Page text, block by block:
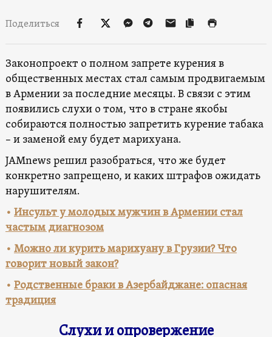
Поделиться
Законопроект о полном запрете курения в
общественных местах стал самым продвигаемым
в Армении за последние месяцы. В связи с этим
появились слухи о том, что в стране якобы
собираются полностью запретить курение табака
– и заменой ему будет марихуана.
JAMnews решил разобраться, что же будет
конкретно запрещено, и каких штрафов ожидать
нарушителям.
• Инсульт у молодых мужчин в Армении стал
частым диагнозом
• Можно ли курить марихуану в Грузии? Что
говорит новый закон?
• Родственные браки в Азербайджане: опасная
традиция
Слухи и опровержение